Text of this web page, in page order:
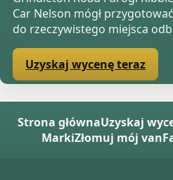
Car Nelson mógł
do rzeczywistego miejsca
Uzyskaj wycenę teraz
Strona głównaUzyskaj
MarkiZłomuj mój van